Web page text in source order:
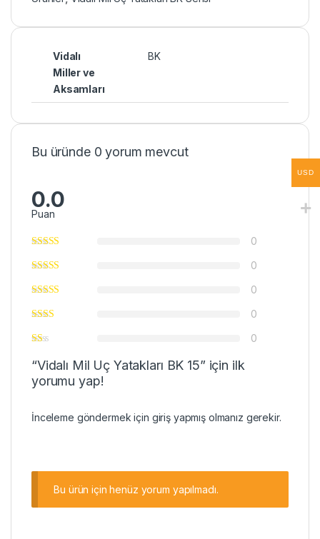
Vidalı
Miller ve
Aksamları
BK
Bu üründe 0 yorum mevcut
0.0
Puan
0
0
0
0
0
“Vidalı Mil Uç Yatakları BK 15” için ilk
yorumu yap!
İnceleme göndermek için girişyapmış olmanız gerekir.
Bu ürün için henüz yorum yapılmadı.
USD